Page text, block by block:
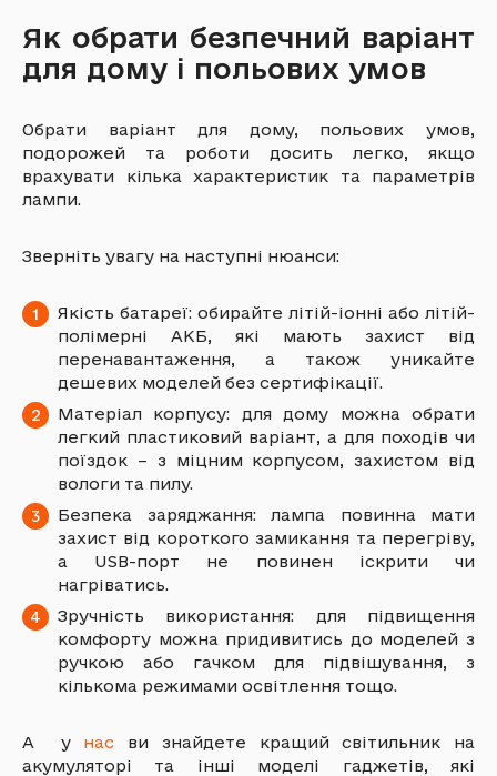
Як обрати безпечний варіант
для дому і польових умов
Обрати варіант для дому, польових умов,
подорожей та роботи досить легко, якщо
врахувати кілька характеристик та параметрів
лампи.
Зверніть увагу на наступні нюанси:
Якість батареї: обирайте літій-іонні або літій-
полімерні АКБ, які мають захист від
перенавантаження, а також уникайте
дешевих моделей без сертифікації.
Матеріал корпусу: для дому можна обрати
легкий пластиковий варіант, а для походів чи
поїздок – з міцним корпусом, захистом від
вологи та пилу.
Безпека заряджання: лампа повинна мати
захист від короткого замикання та перегріву,
а USB-порт не повинен іскрити чи
нагріватись.
Зручність використання: для підвищення
комфорту можна придивитись до моделей з
ручкою або гачком для підвішування, з
кількома режимами освітлення тощо.
А у нас ви знайдете кращий світильник на
акумуляторі та інші моделі гаджетів, які